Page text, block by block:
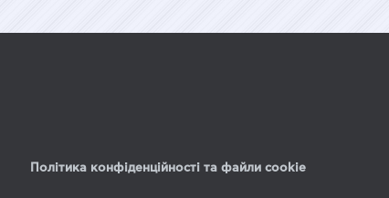
Політика конфіденційності та файли cookie